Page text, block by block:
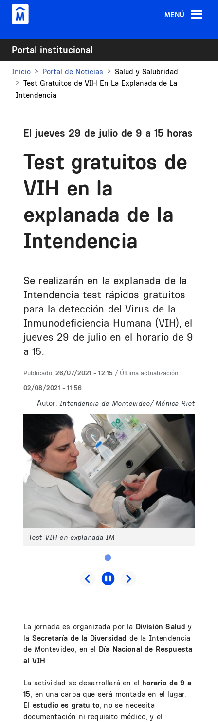
Pasar al contenido principal
MENÚ
Portal institucional
Inicio Portal de Noticias
Salud y Salubridad
Test Gratuitos de VIH En La Explanada de La
Intendencia
El jueves 29 de julio de 9 a 15 horas
Test gratuitos de
VIH en la
explanada de la
Intendencia
Se realizarán en la explanada de la
Intendencia test rápidos gratuitos
para la detección del Virus de la
Inmunodeficiencia Humana (VIH), el
jueves 29 de julio en el horario de 9
a 15.
Publicado: 26/07/2021 - 12:15 / Última actualización:
02/08/2021 - 11:56
Autor: Intendencia de Montevideo/ Mónica Riet
Test VIH en explanada IM
La jornada es organizada por la División Saludy
la Secretaría de la Diversidad de la Intendencia
de Montevideo, en el Día Nacional de Respuesta
al VIH.
La actividad se desarrollará en el horario de 9 a
15, en una carpa que será montada en el lugar.
El estudio es gratuito, no se necesita
documentación ni requisito médico, y el